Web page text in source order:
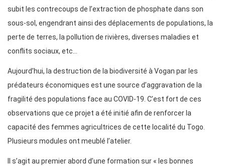
subit les contrecoups de l’extraction de phosphate dans son
sous-sol, engendrant ainsi des déplacements de populations, la
perte de terres, la pollution de rivières, diverses maladies et
conflits sociaux, etc…
Aujourd’hui, la destruction de la biodiversité à Vogan par les
prédateurs économiques est une source d’aggravation de la
fragilité des populations face au COVID-19. C’est fort de ces
observations que ce projet a été initié afin de renforcer la
capacité des femmes agricultrices de cette localité du Togo.
Plusieurs modules ont meublé l’atelier.
Il s’agit au premier abord d’une formation sur « les bonnes